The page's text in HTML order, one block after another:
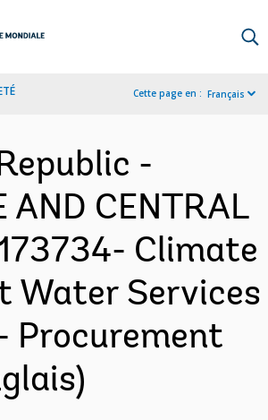
Cette page en : Français
-
AND CENTRAL
Climate
Water Services
Procurement